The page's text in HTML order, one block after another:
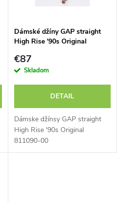
Dámské džíny GAP straight
High Rise '90s Original
€87
Skladom
DETAIL
Dámske džínsy GAP straight
High Rise '90s Original
811090-00